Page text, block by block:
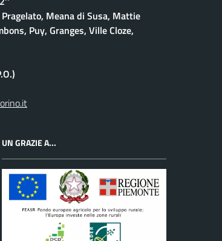
Meana di Susa, Mattie
Puy, Granges, Ville Cloze,
UN GRAZIE A...